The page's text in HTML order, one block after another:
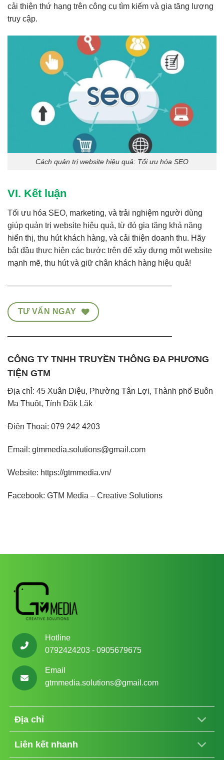
cải thiện thứ hạng trên công cụ tìm kiếm và gia tăng lượng
truy cập.
Cách quản trị website hiệu quả: Tối ưu hóa SEO
VI. Kết luận
Tối ưu hóa SEO, marketing, và trải nghiệm người dùng
giúp quản trị website hiệu quả, từ đó gia tăng khả năng
hiển thị, thu hút khách hàng, và cải thiện doanh thu. Hãy
bắt đầu thực hiện các bước trên để xây dựng một website
mạnh mẽ, thu hút và giữ chân khách hàng hiệu quả!
————————————————————–
TƯ VẤN NGAY
————————————————————–
CÔNG TY TNHH TRUYỀN THÔNG ĐA PHƯƠNG
TIỆN GTM
Địa chỉ: 45 Xuân Diệu, Phường Tân Lợi, Thành phố Buôn
Ma Thuột, Tỉnh Đăk Lăk
Điện Thoại: 079 242 4203
Email: gtmmedia.solutions@gmail.com
Website: https://gtmmedia.vn/
Facebook: GTM Media – Creative Solutions
Hotline
0792424203 - 0905679675
Email
gtmmedia.solutions@gmail.com
Địa chỉ
Liên kết nhanh